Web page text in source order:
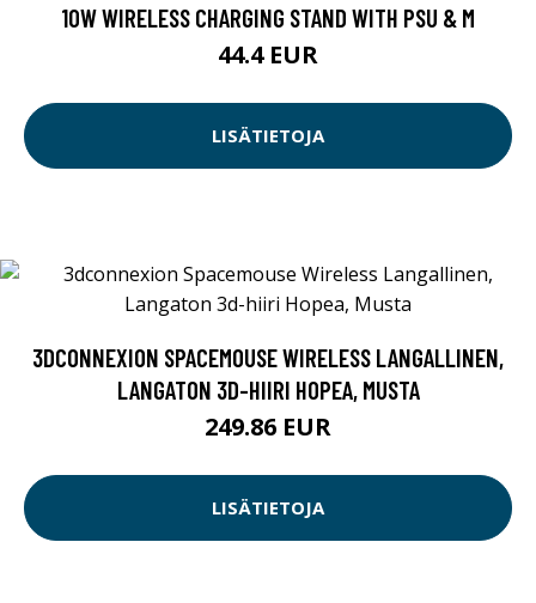
10W WIRELESS CHARGING STAND WITH PSU & M
44.4 EUR
LISÄTIETOJA
3DCONNEXION SPACEMOUSE WIRELESS LANGALLINEN,
LANGATON 3D-HIIRI HOPEA, MUSTA
249.86 EUR
LISÄTIETOJA